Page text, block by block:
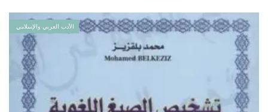
الأدب العربي والإسلامي